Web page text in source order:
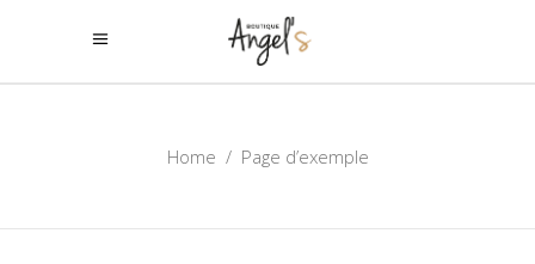
Home / Page d’exemple